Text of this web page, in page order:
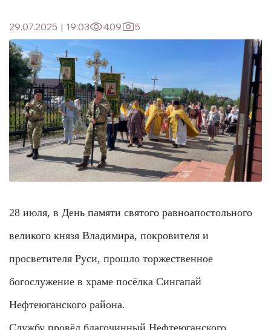
29.07.2025 | 19:03 409 5
28 июля, в День памяти святого равноапостольного
великого князя Владимира, покровителя и
просветителя Руси, прошло торжественное
богослужение в храме посёлка Сингапай
Нефтеюганского района.